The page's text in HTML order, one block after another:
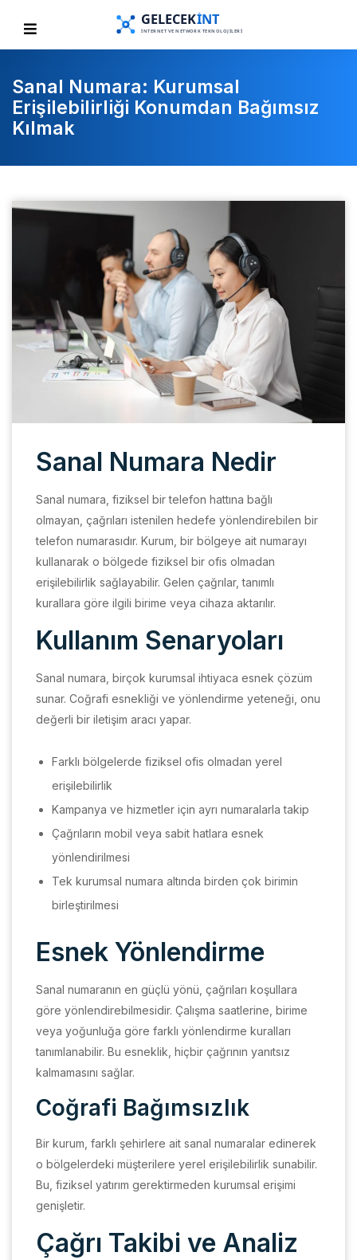
Sanal Numara: Kurumsal
Erişilebilirliği Konumdan Bağımsız
Kılmak
Sanal Numara Nedir
Sanal numara, fiziksel bir telefon hattına bağlı
olmayan, çağrıları istenilen hedefe yönlendirebilen bir
telefon numarasıdır. Kurum, bir bölgeye ait numarayı
kullanarak o bölgede fiziksel bir ofis olmadan
erişilebilirlik sağlayabilir. Gelen çağrılar, tanımlı
kurallara göre ilgili birime veya cihaza aktarılır.
Kullanım Senaryoları
Sanal numara, birçok kurumsal ihtiyaca esnek çözüm
sunar. Coğrafi esnekliği ve yönlendirme yeteneği, onu
değerli bir iletişim aracı yapar.
Farklı bölgelerde fiziksel ofis olmadan yerel
erişilebilirlik
Kampanya ve hizmetler için ayrı numaralarla takip
Çağrıların mobil veya sabit hatlara esnek
yönlendirilmesi
Tek kurumsal numara altında birden çok birimin
birleştirilmesi
Esnek Yönlendirme
Sanal numaranın en güçlü yönü, çağrıları koşullara
göre yönlendirebilmesidir. Çalışma saatlerine, birime
veya yoğunluğa göre farklı yönlendirme kuralları
tanımlanabilir. Bu esneklik, hiçbir çağrının yanıtsız
kalmamasını sağlar.
Coğrafi Bağımsızlık
Bir kurum, farklı şehirlere ait sanal numaralar edinerek
o bölgelerdeki müşterilere yerel erişilebilirlik sunabilir.
Bu, fiziksel yatırım gerektirmeden kurumsal erişimi
genişletir.
Çağrı Takibi ve Analiz